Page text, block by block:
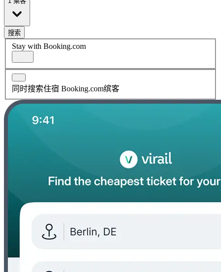
搜索
Stay with Booking.com
同时搜索住宿 Booking.com缤客